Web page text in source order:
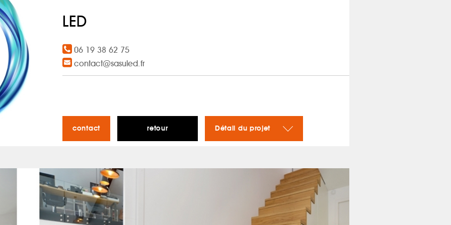
LED
06 19 38 62 75
contact@sasuled.fr
contact retour Détail du projet